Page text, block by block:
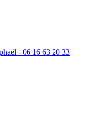
- 06 16 63 20 33